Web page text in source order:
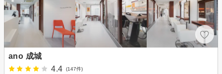
ano 成城
4.4
(147件)